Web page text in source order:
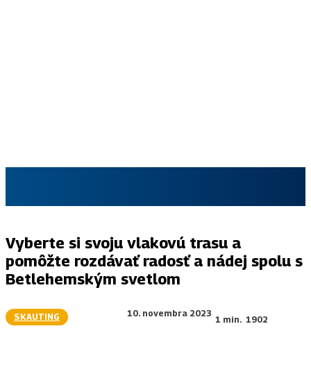
Vyberte si svoju vlakovú trasu a
pomôžte rozdávať radosť a nádej spolu s
Betlehemským svetlom
SKAUTING 10. novembra 2023
1 min. 1902